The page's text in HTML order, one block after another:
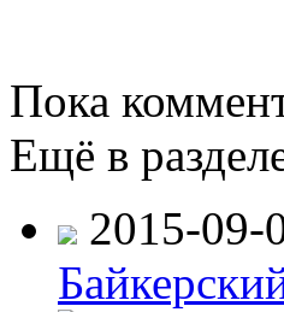
Пока
Ещё в
2015-09-